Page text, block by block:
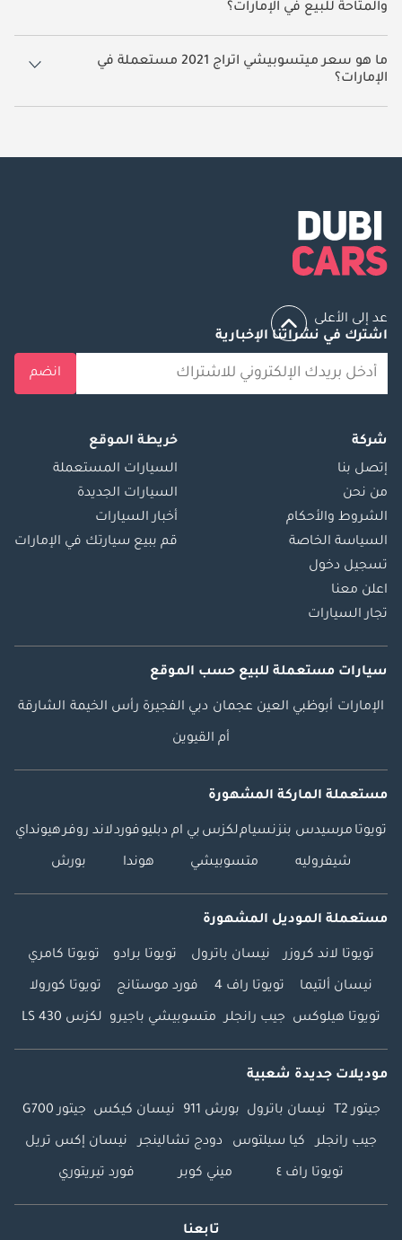
والمتاحة للبيع في الإمارات؟
18 سيارة ميتسوبيشي اتراج 2021 مستعملة متوفرة للبيع في الإمارات.
ما هو سعر ميتسوبيشي اتراج 2021 مستعملة في
الإمارات؟
يبدأ سعر سيارة ميتسوبيشي اتراج 2021 مستعملة في الإمارات 18,409.
عد إلى الأعلى
اشترك في نشراتنا الإخبارية
انضم
شركة
إتصل بنا
من نحن
الشروط والأحكام
السياسة الخاصة
تسجيل دخول
اعلن معنا
تجار السيارات
خريطة الموقع
السيارات المستعملة
السيارات الجديدة
أخبار السيارات
قم ببيع سيارتك في الإمارات
سيارات مستعملة للبيع حسب الموقع
الإمارات أبوظبي العين عجمان دبي الفجيرة رأس الخيمة الشارقة
أم القيوين
مستعملة الماركة المشهورة
تويوتا مرسيدس بنزنسياملكزس بي ام دبليوفوردلاند روفرهيونداي
شيفروليه متسوبيشي هوندا بورش
مستعملة الموديل المشهورة
تويوتا لاند كروزر نيسان باترول تويوتا برادو تويوتا كامري
نيسان ألتيما تويوتا راف 4 فورد موستانج تويوتا كورولا
تويوتا هيلوكس جيب رانجلر متسوبيشي باجيرو لكزس LS 430
موديلات جديدة شعبية
جيتور T2 نيسان باترول بورش 911 نيسان كيكس جيتور G700
جيب رانجلر كيا سيلتوس دودج تشالينجر نيسان إكس تريل
تويوتا راف ٤ ميني كوبر فورد تيريتوري
تابعنا